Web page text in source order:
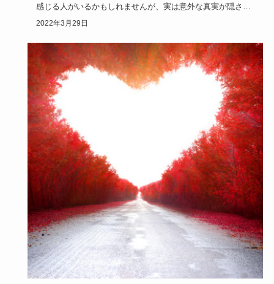
感じる人がいるかもしれませんが、実は意外な真実が隠され
ているのです！…
2022年3月29日